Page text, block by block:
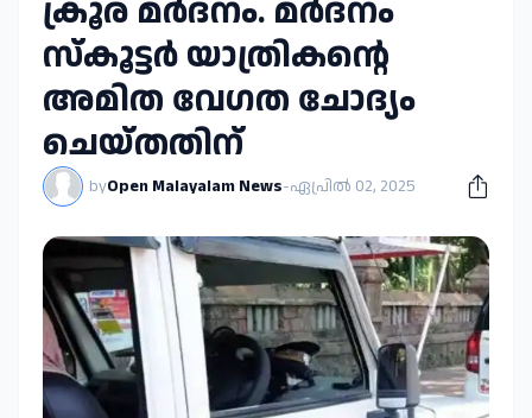
ക്രൂര മര്‍ദനം. മര്‍ദനം
സ്‌കൂട്ടര്‍ യാത്രികന്റെ
അമിത വേഗത ചോദ്യം
ചെയ്തതിന്
byOpen Malayalam News-ഏപ്രിൽ 02, 2025